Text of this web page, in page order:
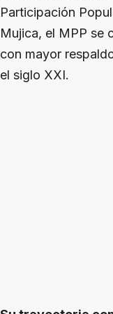
Participación
Mujica, el MPP se
con mayor
el siglo XXI.